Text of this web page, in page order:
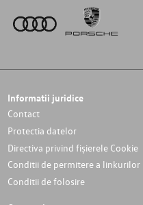
Informatii juridice
Contact
Protectia datelor
Directiva privind fișierele Cookie
Conditii de permitere a linkurilor
Conditii de folosire